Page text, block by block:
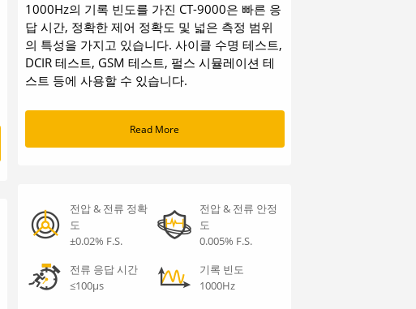
1000Hz의 기록 빈도를 가진 CT-9000은 빠른 응
답 시간, 정확한 제어 정확도 및 넓은 측정 범위
의 특성을 가지고 있습니다. 사이클 수명 테스트,
DCIR 테스트, GSM 테스트, 펄스 시뮬레이션 테
스트 등에 사용할 수 있습니다.
Read More
전압 & 전류 정확
도
±0.02% F.S.
전압 & 전류 안정
도
0.005% F.S.
전류 응답 시간
≤100μs
기록 빈도
1000Hz